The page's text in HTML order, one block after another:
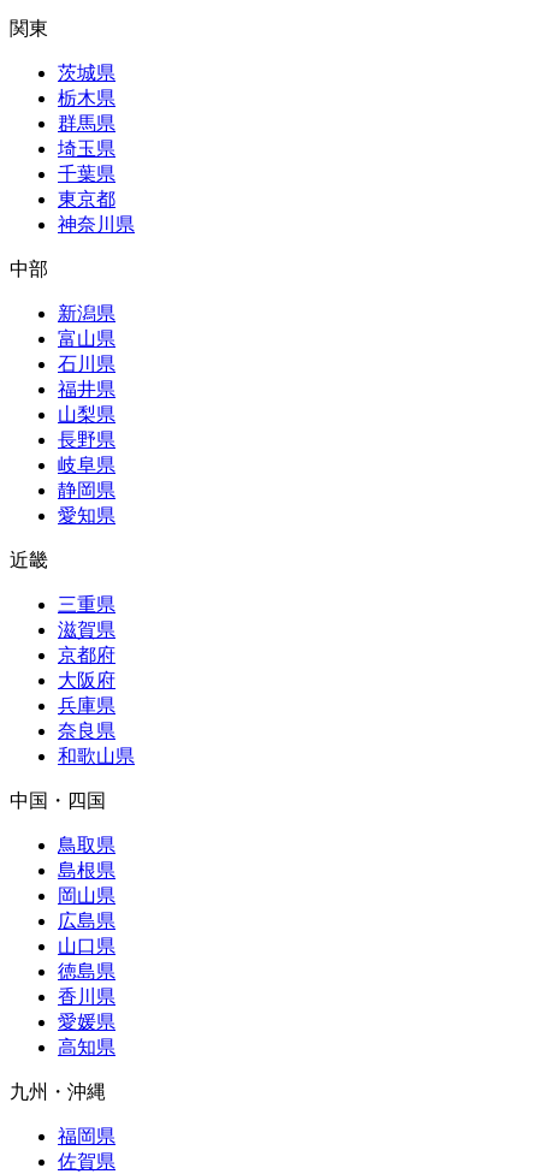
関東
茨城県
栃木県
群馬県
埼玉県
千葉県
東京都
神奈川県
中部
新潟県
富山県
石川県
福井県
山梨県
長野県
岐阜県
静岡県
愛知県
近畿
三重県
滋賀県
京都府
大阪府
兵庫県
奈良県
和歌山県
中国・四国
鳥取県
島根県
岡山県
広島県
山口県
徳島県
香川県
愛媛県
高知県
九州・沖縄
福岡県
佐賀県